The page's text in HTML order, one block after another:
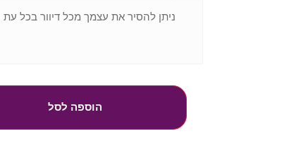
ניתן להסיר את עצמך מכל דיוור בכל עת
הוספה לסל